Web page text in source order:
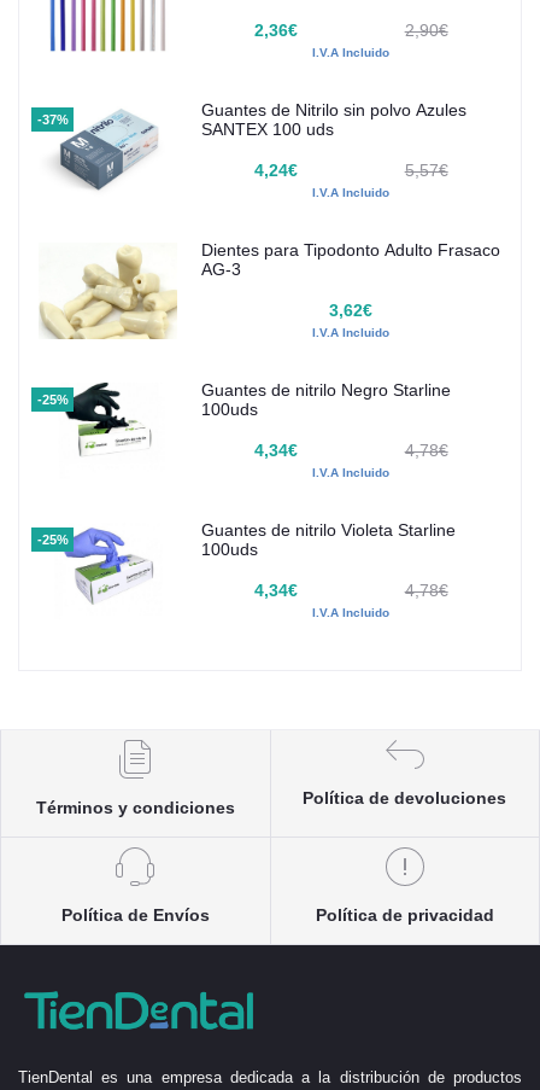
2,36€ 2,90€
I.V.A Incluido
-37%
Guantes de Nitrilo sin polvo Azules
SANTEX 100 uds
4,24€ 5,57€
I.V.A Incluido
Dientes para Tipodonto Adulto Frasaco
AG-3
3,62€
I.V.A Incluido
-25%
Guantes de nitrilo Negro Starline
100uds
4,34€ 4,78€
I.V.A Incluido
-25%
Guantes de nitrilo Violeta Starline
100uds
4,34€ 4,78€
I.V.A Incluido
Términos y condiciones
Política de devoluciones
Política de Envíos Política de privacidad
TienDental es una empresa dedicada a la distribución de productos